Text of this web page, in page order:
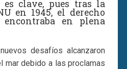
es clave, pues tras la
en 1945, el derecho
en plena
desafíos alcanzaron
mar debido a las proclamas